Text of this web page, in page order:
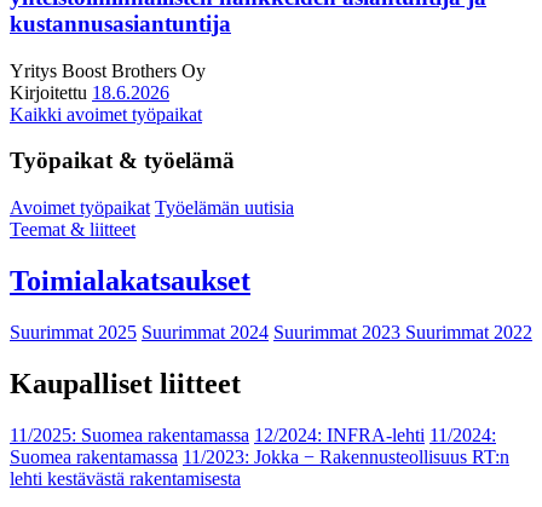
kustannusasiantuntija
Yritys Boost Brothers Oy
Kirjoitettu 18.6.2026
Kaikki avoimet työpaikat
Työpaikat & työelämä
Avoimet työpaikat Työelämän uutisia
Teemat & liitteet
Toimialakatsaukset
Suurimmat 2025 Suurimmat 2024 Suurimmat 2023 Suurimmat 2022
Kaupalliset liitteet
11/2025: Suomea rakentamassa 12/2024: INFRA-lehti 11/2024:
Suomea rakentamassa 11/2023: Jokka − Rakennusteollisuus RT:n
lehti kestävästä rakentamisesta